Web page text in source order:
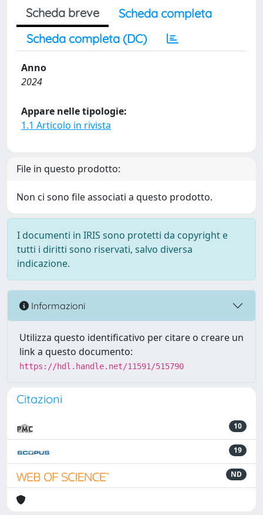
Scheda breve
Scheda completa
Scheda completa (DC)
Anno
2024
Appare nelle tipologie:
1.1 Articolo in rivista
File in questo prodotto:
Non ci sono file associati a questo prodotto.
I documenti in IRIS sono protetti da copyright e
tutti i diritti sono riservati, salvo diversa
indicazione.
Informazioni
Utilizza questo identificativo per citare o creare un
link a questo documento:
https://hdl.handle.net/11591/515790
Citazioni
10
19
ND